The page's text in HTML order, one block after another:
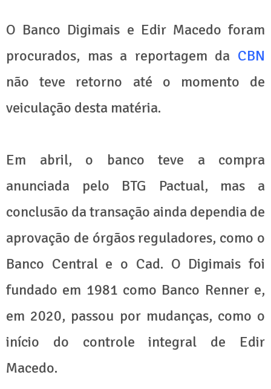
O Banco Digimais e Edir Macedo foram
procurados, mas a reportagem da CBN
não teve retorno até o momento de
veiculação desta matéria.
Em abril, o banco teve a compra
anunciada pelo BTG Pactual, mas a
conclusão da transação ainda dependia de
aprovação de órgãos reguladores, como o
Banco Central e o Cad. O Digimais foi
fundado em 1981 como Banco Renner e,
em 2020, passou por mudanças, como o
início do controle integral de Edir
Macedo.